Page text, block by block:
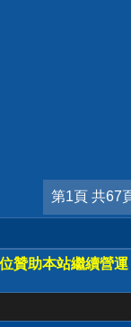
第1頁 共67
贊助本站繼續營運